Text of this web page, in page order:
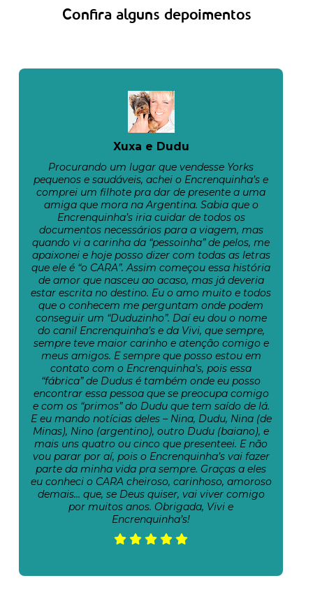
Confira alguns depoimentos
Xuxa e Dudu
Procurando um lugar que vendesse Yorks
pequenos e saudáveis, achei o Encrenquinha’s e
comprei um filhote pra dar de presente a uma
amiga que mora na Argentina. Sabia que o
Encrenquinha’s iria cuidar de todos os
documentos necessários para a viagem, mas
quando vi a carinha da “pessoinha” de pelos, me
apaixonei e hoje posso dizer com todas as letras
que ele é “o CARA”. Assim começou essa história
de amor que nasceu ao acaso, mas já deveria
estar escrita no destino. Eu o amo muito e todos
que o conhecem me perguntam onde podem
conseguir um “Duduzinho”. Daí eu dou o nome
do canil Encrenquinha’s e da Vivi, que sempre,
sempre teve maior carinho e atenção comigo e
meus amigos. E sempre que posso estou em
contato com o Encrenquinha’s, pois essa
“fábrica” de Dudus é também onde eu posso
encontrar essa pessoa que se preocupa comigo
e com os “primos” do Dudu que tem saído de lá.
E eu mando notícias deles – Nina, Dudu, Nina (de
Minas), Nino (argentino), outro Dudu (baiano), e
mais uns quatro ou cinco que presenteei. E não
vou parar por aí, pois o Encrenquinha’s vai fazer
parte da minha vida pra sempre. Graças a eles
eu conheci o CARA cheiroso, carinhoso, amoroso
demais… que, se Deus quiser, vai viver comigo
por muitos anos. Obrigada, Vivi e
Encrenquinha’s!